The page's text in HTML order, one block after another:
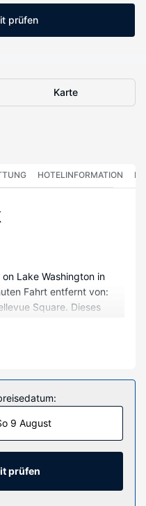
prüfen
Karte
HOTELINFORMATION
Lake Washington in
Fahrt entfernt von:
Square. Dieses
der 100 Zimmer mit
Bett bietet
aus ägyptischer
lassen keine
Badezimmer mit
und Designer-
9 August
prüfen